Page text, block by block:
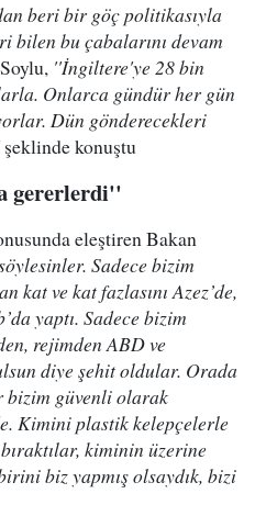
beri bir göç politikasıyla
bilen bu çabalarını devam
''İngiltere'ye 28 bin
Onlarca gündür her gün
Dün gönderecekleri
şeklinde konuştu
gererlerdi''
eleştiren Bakan
Sadece bizim
kat ve kat fazlasını Azez’de,
yaptı. Sadece bizim
rejimden ABD ve
diye şehit oldular. Orada
bizim güvenli olarak
Kimini plastik kelepçelerle
kiminin üzerine
biz yapmış olsaydık, bizi